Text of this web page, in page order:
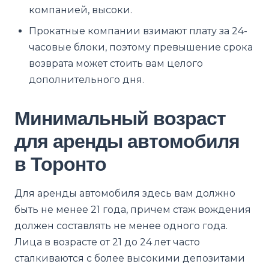
компанией, высоки.
Прокатные компании взимают плату за 24-
часовые блоки, поэтому превышение срока
возврата может стоить вам целого
дополнительного дня.
Минимальный возраст
для аренды автомобиля
в Торонто
Для аренды автомобиля здесь вам должно
быть не менее 21 года, причем стаж вождения
должен составлять не менее одного года.
Лица в возрасте от 21 до 24 лет часто
сталкиваются с более высокими депозитами